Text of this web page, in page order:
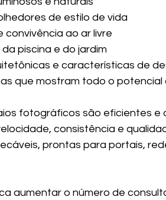
de estilo de vida
convivência ao ar livre
piscina e do jardim
e características de
que mostram todo o potencial
fotográficos são eficientes e
consistência e
prontas para portais,
aumentar o número de